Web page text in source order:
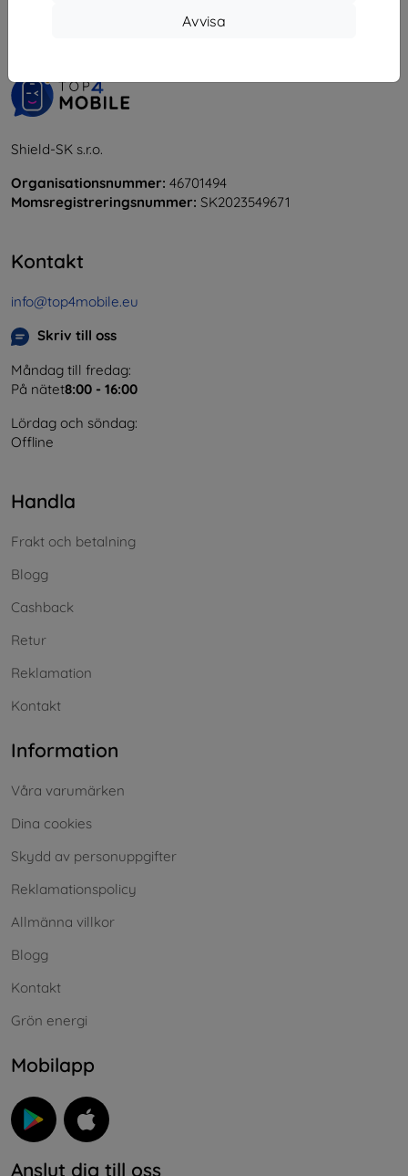
Avvisa
Shield-SK s.r.o.
Organisationsnummer: 46701494
Momsregistreringsnummer: SK2023549671
Kontakt
info@top4mobile.eu
Skriv till oss
Måndag till fredag:
På nätet8:00 - 16:00
Lördag och söndag:
Offline
Handla
Frakt och betalning
Blogg
Cashback
Retur
Reklamation
Kontakt
Information
Våra varumärken
Dina cookies
Skydd av personuppgifter
Reklamationspolicy
Allmänna villkor
Blogg
Kontakt
Grön energi
Mobilapp
Anslut dig till oss